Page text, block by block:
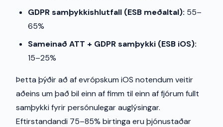
GDPR samþykkishlutfall (ESB meðaltal): 55–
65%
Sameinað ATT + GDPR samþykki (ESB iOS):
15–25%
Þetta þýðir að af evrópskum iOS notendum veitir
aðeins um það bil einn af fimm til einn af fjórum fullt
samþykki fyrir persónulegar auglýsingar.
Eftirstandandi 75–85% birtinga eru þjónustaðar